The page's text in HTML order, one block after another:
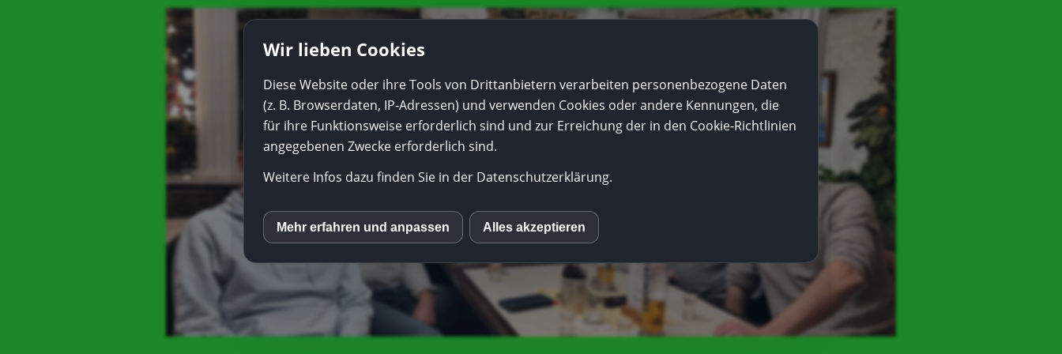
Wir lieben Cookies
Diese Website oder ihre Tools von Drittanbietern verarbeiten personenbezogene Daten
(z. B. Browserdaten, IP-Adressen) und verwenden Cookies oder andere Kennungen, die
für ihre Funktionsweise erforderlich sind und zur Erreichung der in den Cookie-Richtlinien
angegebenen Zwecke erforderlich sind.
Weitere Infos dazu finden Sie in der Datenschutzerklärung.
inCMS
Youtube
Vimeo
Mehr erfahren und anpassen Alles akzeptieren